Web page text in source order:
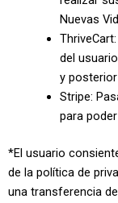
Nuevas
del
y
Stripe:
para
*El usuario
de la política de
una transferencia